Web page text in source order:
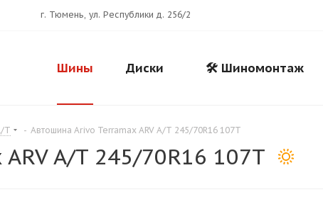
г. Тюмень, ул. Республики д. 256/2
Шины Диски 🛠️ Шиномонтаж
T - Автошина Arivo Terramax ARV A/T 245/70R16 107T
A/T 245/70R16 107T